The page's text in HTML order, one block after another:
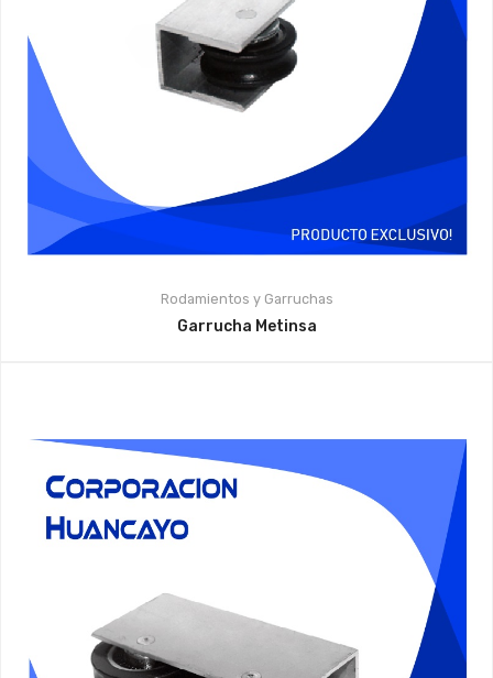
Rodamientos y Garruchas
Garrucha Metinsa